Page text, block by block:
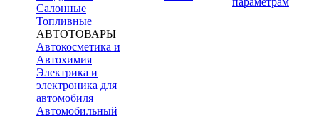
Салонные
Топливные
АВТОТОВАРЫ
Автокосметика и
Автохимия
Электрика и
электроника для
автомобиля
Автомобильный